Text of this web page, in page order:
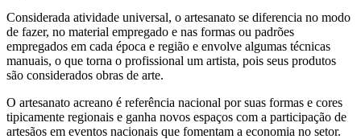
Considerada atividade universal, o artesanato se diferencia no modo
de fazer, no material empregado e nas formas ou padrões
empregados em cada época e região e envolve algumas técnicas
manuais, o que torna o profissional um artista, pois seus produtos
são considerados obras de arte.
O artesanato acreano é referência nacional por suas formas e cores
tipicamente regionais e ganha novos espaços com a participação de
artesãos em eventos nacionais que fomentam a economia no setor.